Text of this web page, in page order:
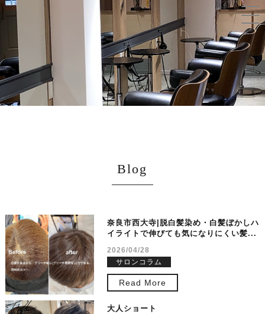
Blog
奈良市西大寺|脱白髪染め・白髪ぼかしハ
イライトで伸びても気になりにくい髪...
2026/04/28
サロンコラム
Read More
大人ショート